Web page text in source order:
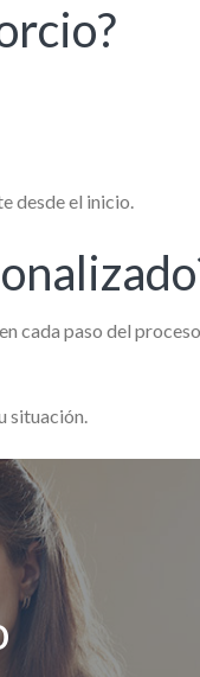
desde el inicio.
cada paso del
situación.